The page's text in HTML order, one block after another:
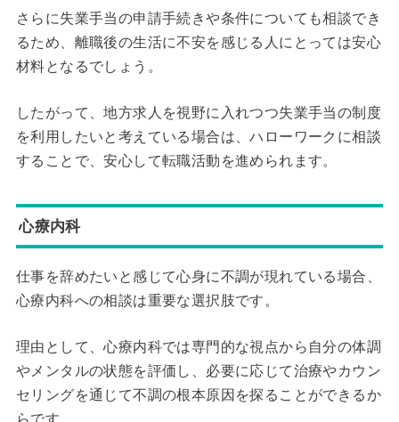
さらに失業手当の申請手続きや条件についても相談でき
るため、離職後の生活に不安を感じる人にとっては安心
材料となるでしょう。
したがって、地方求人を視野に入れつつ失業手当の制度
を利用したいと考えている場合は、ハローワークに相談
することで、安心して転職活動を進められます。
心療内科
仕事を辞めたいと感じて心身に不調が現れている場合、
心療内科への相談は重要な選択肢です。
理由として、心療内科では専門的な視点から自分の体調
やメンタルの状態を評価し、必要に応じて治療やカウン
セリングを通じて不調の根本原因を探ることができるか